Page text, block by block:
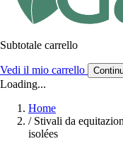
Subtotale carrello
Vedi il mio carrello
Loading...
Home
/ Stivali da
isolées